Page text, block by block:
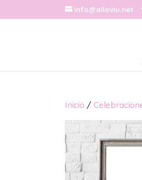
info@ailoviu.net
Inicio /